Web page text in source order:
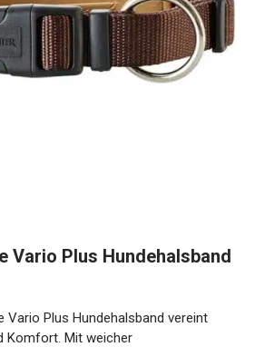
Vario Plus Hundehalsband
Vario Plus Hundehalsband vereint
Komfort. Mit weicher